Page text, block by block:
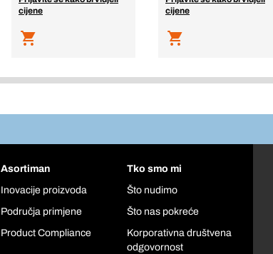
cijene
cijene
Asortiman
Inovacije proizvoda
Područja primjene
Product Compliance
Tko smo mi
Što nudimo
Što nas pokreće
Korporativna društvena
odgovornost